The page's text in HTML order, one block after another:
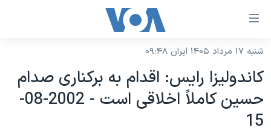
لینکهای
دسترسی
جهش
محتوای
اصلی
نسخه سبک وب‌سایت
موضوع ها
برنامه های تلویزیونی
شنبه ۱۷ مرداد ۱۴۰۵ ایران ۰۹:۴۸
کاندوليزا رايس: اقدام به برکناری صدام
حسين کاملاً اخلاقی است - 2002-08-
15